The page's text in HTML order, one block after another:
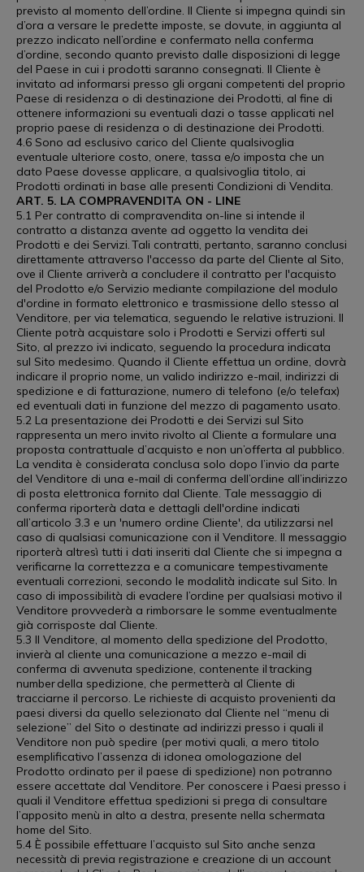
previsto al momento dell’ordine. Il Cliente si impegna quindi sin
d’ora a versare le predette imposte, se dovute, in aggiunta al
prezzo indicato nell’ordine e confermato nella conferma
d’ordine, secondo quanto previsto dalle disposizioni di legge
del Paese in cui i prodotti saranno consegnati. Il Cliente è
invitato ad informarsi presso gli organi competenti del proprio
Paese di residenza o di destinazione dei Prodotti, al fine di
ottenere informazioni su eventuali dazi o tasse applicati nel
proprio paese di residenza o di destinazione dei Prodotti.
4.6 Sono ad esclusivo carico del Cliente qualsivoglia
eventuale ulteriore costo, onere, tassa e/o imposta che un
dato Paese dovesse applicare, a qualsivoglia titolo, ai
Prodotti ordinati in base alle presenti Condizioni di Vendita.
ART. 5. LA COMPRAVENDITA ON - LINE
5.1 Per contratto di compravendita on-line si intende il
contratto a distanza avente ad oggetto la vendita dei
Prodotti e dei Servizi. Tali contratti, pertanto, saranno conclusi
direttamente attraverso l'accesso da parte del Cliente al Sito,
ove il Cliente arriverà a concludere il contratto per l'acquisto
del Prodotto e/o Servizio mediante compilazione del modulo
d'ordine in formato elettronico e trasmissione dello stesso al
Venditore, per via telematica, seguendo le relative istruzioni. Il
Cliente potrà acquistare solo i Prodotti e Servizi offerti sul
Sito, al prezzo ivi indicato, seguendo la procedura indicata
sul Sito medesimo. Quando il Cliente effettua un ordine, dovrà
indicare il proprio nome, un valido indirizzo e-mail, indirizzi di
spedizione e di fatturazione, numero di telefono (e/o telefax)
ed eventuali dati in funzione del mezzo di pagamento usato.
5.2 La presentazione dei Prodotti e dei Servizi sul Sito
rappresenta un mero invito rivolto al Cliente a formulare una
proposta contrattuale d’acquisto e non un’offerta al pubblico.
La vendita è considerata conclusa solo dopo l’invio da parte
del Venditore di una e-mail di conferma dell’ordine all’indirizzo
di posta elettronica fornito dal Cliente. Tale messaggio di
conferma riporterà data e dettagli dell'ordine indicati
all’articolo 3.3 e un 'numero ordine Cliente', da utilizzarsi nel
caso di qualsiasi comunicazione con il Venditore. Il messaggio
riporterà altresì tutti i dati inseriti dal Cliente che si impegna a
verificarne la correttezza e a comunicare tempestivamente
eventuali correzioni, secondo le modalità indicate sul Sito. In
caso di impossibilità di evadere l’ordine per qualsiasi motivo il
Venditore provvederà a rimborsare le somme eventualmente
già corrisposte dal Cliente.
5.3 Il Venditore, al momento della spedizione del Prodotto,
invierà al cliente una comunicazione a mezzo e-mail di
conferma di avvenuta spedizione, contenente il tracking
number della spedizione, che permetterà al Cliente di
tracciarne il percorso. Le richieste di acquisto provenienti da
paesi diversi da quello selezionato dal Cliente nel “menu di
selezione” del Sito o destinate ad indirizzi presso i quali il
Venditore non può spedire (per motivi quali, a mero titolo
esemplificativo l’assenza di idonea omologazione del
Prodotto ordinato per il paese di spedizione) non potranno
essere accettate dal Venditore. Per conoscere i Paesi presso i
quali il Venditore effettua spedizioni si prega di consultare
l’apposito menù in alto a destra, presente nella schermata
home del Sito.
5.4 È possibile effettuare l’acquisto sul Sito anche senza
necessità di previa registrazione e creazione di un account